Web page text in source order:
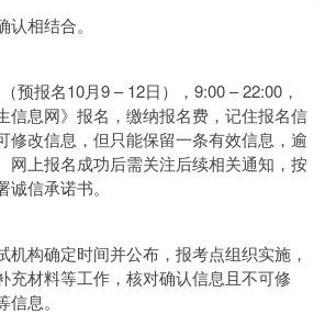
相结合。
预报名10月9 – 12日），9:00 – 22:00，
信息网》报名，缴纳报名费，记住报名信
修改信息，但只能保留一条有效信息，逾
网上报名成功后需关注后续相关通知，按
信承诺书。
机构确定时间并公布，报考点组织实施，
充材料等工作，核对确认信息且不可修
息。